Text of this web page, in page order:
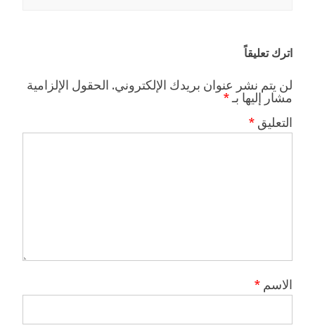
اترك تعليقاً
لن يتم نشر عنوان بريدك الإلكتروني. الحقول الإلزامية
مشار إليها بـ *
التعليق *
الاسم *